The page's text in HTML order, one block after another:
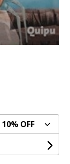
10% OFF